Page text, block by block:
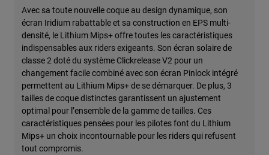
Avec sa toute nouvelle coque au design dynamique, son
écran Iridium rabattable et sa construction en EPS multi-
densité, le Lithium Mips+ offre toutes les caractéristiques
indispensables aux riders exigeants. Son écran solaire de
classe 2 doté du système Clickrelease V2 pour un
changement facile combiné avec son écran Pinlock intégré
permettent au Lithium Mips+ de se démarquer. De plus, 3
tailles de coque distinctes garantissent un ajustement
optimal pour l’ensemble de la gamme de tailles. Ces
caractéristiques pensées pour les pilotes font du Lithium
Mips+ un choix incontournable pour les riders qui refusent
tout compromis.